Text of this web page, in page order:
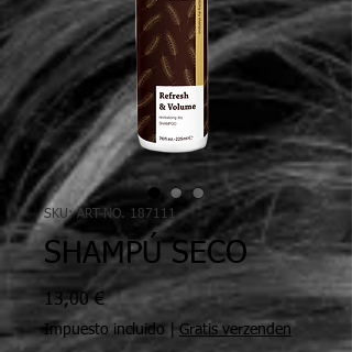
SKU: ART-NO. 187111
SHAMPÚ SECO
13,00 €Precio
Impuesto incluido |Gratis verzenden